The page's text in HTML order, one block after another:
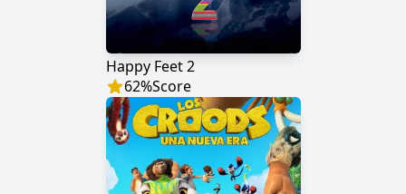
Happy Feet 2
62%Score